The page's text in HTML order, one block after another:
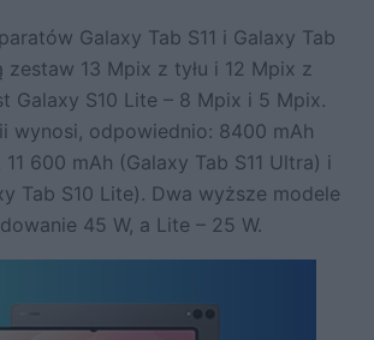
Galaxy Tab S11 i Galaxy Tab
zestaw 13 Mpix z tyłu i 12 Mpix z
Galaxy S10 Lite – 8 Mpix i 5 Mpix.
wynosi, odpowiednio: 8400 mAh
11 600 mAh (Galaxy Tab S11 Ultra) i
Tab S10 Lite). Dwa wyższe modele
45 W, a Lite – 25 W.